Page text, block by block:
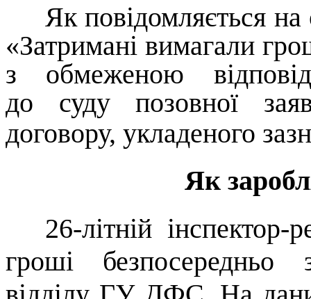
Як повідомляється
«Затримані вимагали
з обмеженою
до суду позовної
договору, укладеного
Як
26-літній
гроші безпосередньо